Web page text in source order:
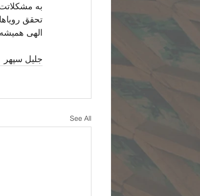
به
تحقق
الهی
جلیل سپهر
See All